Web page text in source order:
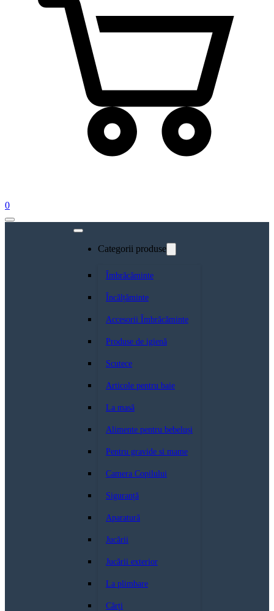
0
Categorii produse
Îmbrăcăminte
Încălțăminte
Accesorii Îmbrăcăminte
Produse de igienă
Scutece
Articole pentru baie
La masă
Alimente pentru bebeluși
Pentru gravide si mame
Camera Copilului
Siguranță
Aparatură
Jucării
Jucării exterior
La plimbare
Cărți